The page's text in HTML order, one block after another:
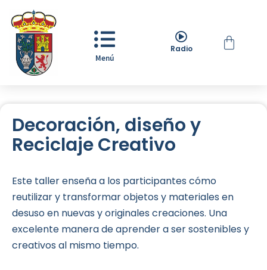
Menú
Radio
Decoración, diseño y
Reciclaje Creativo
Este taller enseña a los participantes cómo
reutilizar y transformar objetos y materiales en
desuso en nuevas y originales creaciones. Una
excelente manera de aprender a ser sostenibles y
creativos al mismo tiempo.